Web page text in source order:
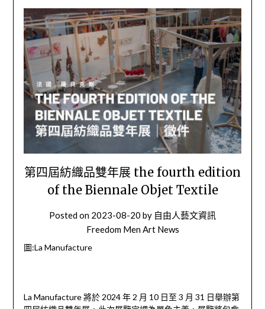
第四屆紡織品雙年展 the fourth edition
of the Biennale Objet Textile
Posted on 2023-08-20 by 自由人藝文資訊
Freedom Men Art News
圖:La Manufacture
La Manufacture 將於 2024 年 2 月 10 日至 3 月 31 日舉辦第